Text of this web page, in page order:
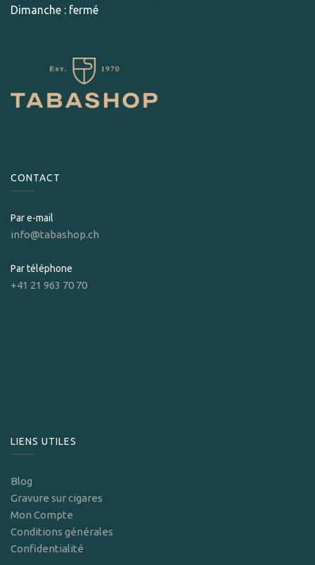
Dimanche : fermé
CONTACT
Par e-mail
info@tabashop.ch
Par téléphone
+41 21 963 70 70
LIENS UTILES
Blog
Gravure sur cigares
Mon Compte
Conditions générales
Confidentialité